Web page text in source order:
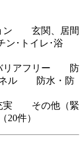
ン 玄関、居間
･トイレ･浴
アフリー 防
ル 防水・防
実 その他（緊
件）